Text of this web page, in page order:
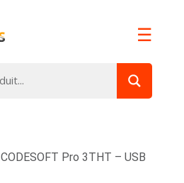
☰
CODESOFT Pro 3THT – USB